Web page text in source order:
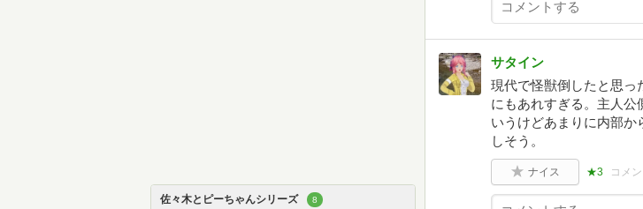
佐々木とピーちゃんシリーズ 8
サタイン
現代で怪獣倒したと思っ
にもあれすぎる。主人公
いうけどあまりに内部
しそう。
ナイス ★3 コメ